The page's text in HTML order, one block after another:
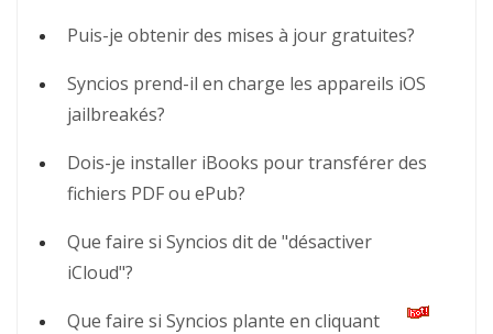
Puis-je obtenir des mises à jour gratuites?
Syncios prend-il en charge les appareils iOS
jailbreakés?
Dois-je installer iBooks pour transférer des
fichiers PDF ou ePub?
Que faire si Syncios dit de "désactiver
iCloud"?
Que faire si Syncios plante en cliquant